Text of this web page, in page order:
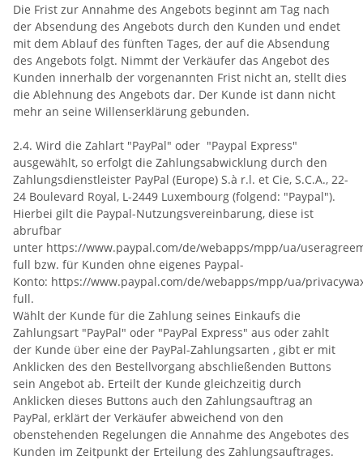
Die Frist zur Annahme des Angebots beginnt am Tag nach
der Absendung des Angebots durch den Kunden und endet
mit dem Ablauf des fünften Tages, der auf die Absendung
des Angebots folgt. Nimmt der Verkäufer das Angebot des
Kunden innerhalb der vorgenannten Frist nicht an, stellt dies
die Ablehnung des Angebots dar. Der Kunde ist dann nicht
mehr an seine Willenserklärung gebunden.
2.4. Wird die Zahlart "PayPal" oder "Paypal Express"
ausgewählt, so erfolgt die Zahlungsabwicklung durch den
Zahlungsdienstleister PayPal (Europe) S.à r.l. et Cie, S.C.A., 22-
24 Boulevard Royal, L-2449 Luxembourg (folgend: "Paypal").
Hierbei gilt die Paypal-Nutzungsvereinbarung, diese ist
abrufbar
unter https://www.paypal.com/de/webapps/mpp/ua/
full bzw. für Kunden ohne eigenes Paypal-
Konto: https://www.paypal.com/de/webapps/mpp/ua/
full.
Wählt der Kunde für die Zahlung seines Einkaufs die
Zahlungsart "PayPal" oder "PayPal Express" aus oder zahlt
der Kunde über eine der PayPal-Zahlungsarten , gibt er mit
Anklicken des den Bestellvorgang abschließenden Buttons
sein Angebot ab. Erteilt der Kunde gleichzeitig durch
Anklicken dieses Buttons auch den Zahlungsauftrag an
PayPal, erklärt der Verkäufer abweichend von den
obenstehenden Regelungen die Annahme des Angebotes des
Kunden im Zeitpunkt der Erteilung des Zahlungsauftrages.